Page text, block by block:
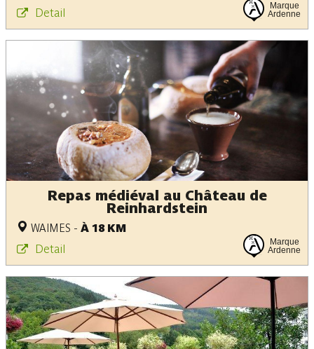
Detail
Marque
Ardenne
Repas médiéval au Château de
Reinhardstein
WAIMES - À 18 KM
Detail
Marque
Ardenne